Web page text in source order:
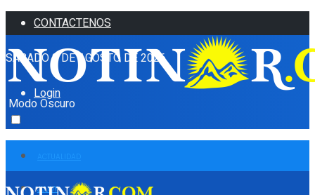
CONTACTENOS
SÁBADO 8 DE AGOSTO DE 2026
Login
Modo Oscuro
JUJUY